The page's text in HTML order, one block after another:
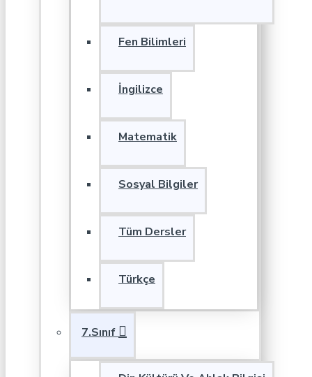
Fen Bilimleri
İngilizce
Matematik
Sosyal Bilgiler
Tüm Dersler
Türkçe
7.Sınıf